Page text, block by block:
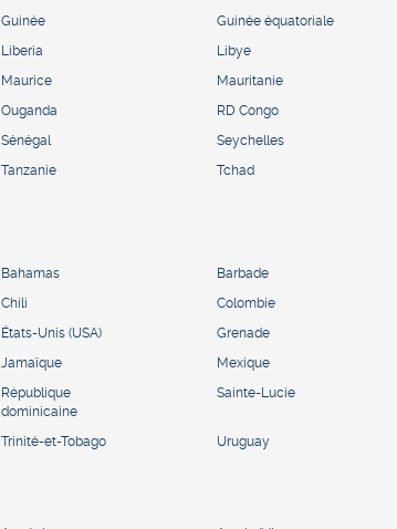
Guinée Guinée équatoriale
Liberia Libye
Maurice Mauritanie
Ouganda RD Congo
Sénégal Seychelles
Tanzanie Tchad
Bahamas Barbade
Chili Colombie
États-Unis (USA) Grenade
Jamaïque Mexique
République
dominicaine
Sainte-Lucie
Trinité-et-Tobago Uruguay